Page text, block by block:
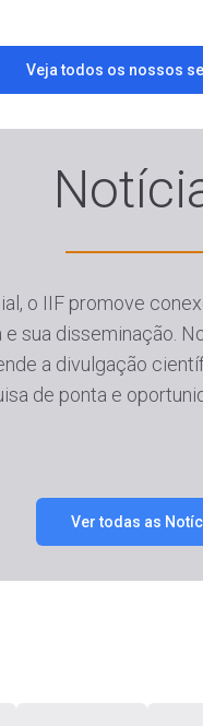
Veja todos os nossos
o IIF promove
sua disseminação.
a divulgação
de ponta e
Ver todas as